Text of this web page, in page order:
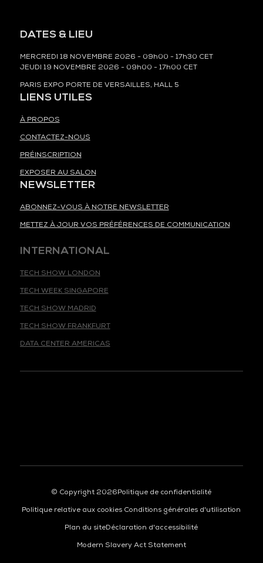
DATES & LIEU
MERCREDI 18 NOVEMBRE 2026 - 09h00 - 17h30 CET
JEUDI 19 NOVEMBRE 2026 - 09h00 - 17h00 CET
PARIS EXPO PORTE DE VERSAILLES, HALL 5
LIENS UTILES
À PROPOS
CONTACTEZ-NOUS
PRÉINSCRIPTION
EXPOSER AU SALON
NEWSLETTER
ABONNEZ-VOUS À NOTRE NEWSLETTER
METTEZ À JOUR VOS PRÉFÉRENCES DE COMMUNICATION
© Copyright 2026Politique de confidentialité
Politique relative aux cookies Conditions générales d'utilisation
Plan du siteDéclaration d'accessibilité
Modern Slavery Act Statement